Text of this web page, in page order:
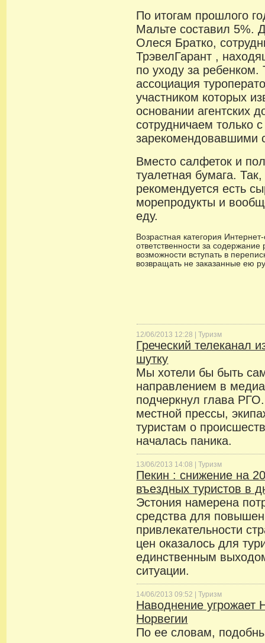
По итогам прошлого
Мальте составил 5%.
Олеся Братко,
ТрэвелГарант ,
по уходу за ребенком.
ассоциация
участником которых
основании агентских
сотрудничаем только
зарекомендовавшими
Вместо салфеток и
туалетная бумага. Так,
рекомендуется есть
морепродукты и
еду.
Возрастная категория
ответственности за
возможности вступать в
возвращать не заказанные ею
12/06/2013 12:28 |Туризм
Греческий телеканал
шутку
Мы хотели бы быть
направлением в
подчеркнул глава
местной прессы,
туристам о
началась паника.
13/06/2013 14:08 |Туризм
Пекин : снижение на
въездных туристов в
Эстония намерена
средства для
привлекательности
цен оказалось для
единственным
ситуации.
14/06/2013 09:52 |Туризм
Наводнение угрожает
Норвегии
По ее словам,